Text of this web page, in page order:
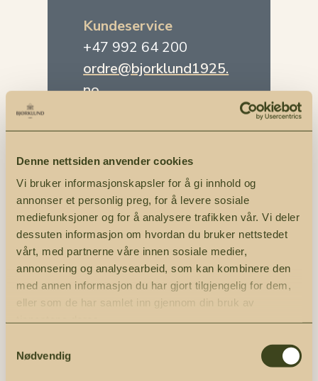
Denne nettsiden anvender cookies
Vi bruker informasjonskapsler for å gi innhold og
annonser et personlig preg, for å levere sosiale
mediefunksjoner og for å analysere trafikken vår. Vi deler
dessuten informasjon om hvordan du bruker nettstedet
vårt, med partnerne våre innen sosiale medier,
annonsering og analysearbeid, som kan kombinere den
med annen informasjon du har gjort tilgjengelig for dem,
eller som de har samlet inn gjennom din bruk av
Nødvendig
Kundeservice
+47 992 64 200
ordre@bjorklund1925.
no
Kontoradresse
Randkleivgata 10,
2630 Ringebu
Kontaktpersoner
Tove Østerhaug